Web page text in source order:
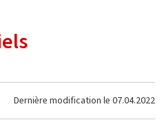
Dernière modification le 07.04.2022